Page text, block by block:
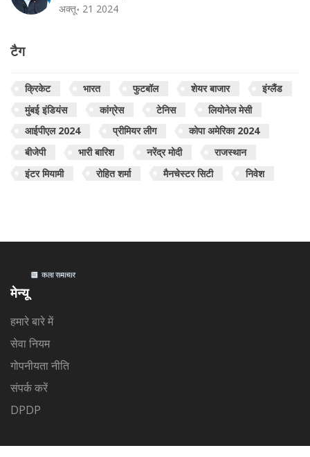
अक्तू॰ 21 2024
टैग
क्रिकेट भारत फुटबॉल शेयर बाजार
इंग्लैंड
मुंबई इंडियंस
कांग्रेस टेनिस
लियोनेल मेसी
आईपीएल 2024
प्रीमियर लीग
कोपा अमेरिका 2024
बीजेपी
भारी बारिश नरेंद्र मोदी
राजस्थान
इंटर मियामी
रोहित शर्मा मैनचेस्टर सिटी निवेश
मेन्यू
हमारे बारे में
सेवा नियम
गोपनीयता नीति
संपर्क करें
DPDP